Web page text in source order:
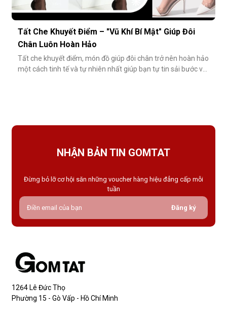
Tất Che Khuyết Điểm – "Vũ Khí Bí Mật" Giúp Đôi
Chân Luôn Hoàn Hảo
Tất che khuyết điểm, món đồ giúp đôi chân trở nên hoàn hảo
một cách tinh tế và tự nhiên nhất giúp bạn tự tin sải bước với
NHẬN BẢN TIN GOMTAT
Đừng bỏ lỡ cơ hội săn những voucher hàng hiệu đẳng cấp mỗi
tuần
Đăng ký
1264 Lê Đức Thọ
Phường 15 - Gò Vấp - Hồ Chí Minh